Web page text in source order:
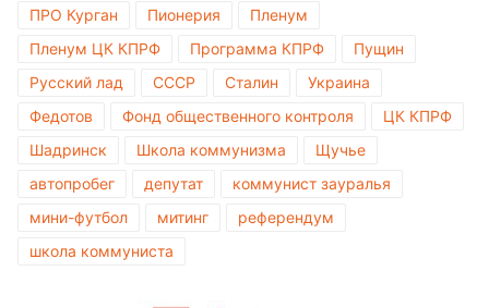
ПРО Курган
Пионерия
Пленум
Пленум ЦК КПРФ
Программа КПРФ
Пущин
Русский лад
СССР Сталин
Украина
Федотов
Фонд общественного контроля
ЦК КПРФ
Шадринск
Школа коммунизма
Щучье
автопробег
депутат
коммунист зауралья
мини-футбол
митинг
референдум
школа коммуниста